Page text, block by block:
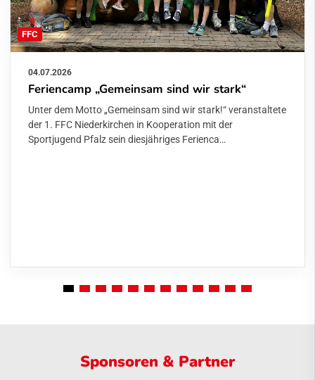
FFC
04.07.2026
Feriencamp „Gemeinsam sind wir stark“
Unter dem Motto „Gemeinsam sind wir stark!“ veranstaltete
der 1. FFC Niederkirchen in Kooperation mit der
Sportjugend Pfalz sein diesjähriges Ferienca…
Sponsoren & Partner